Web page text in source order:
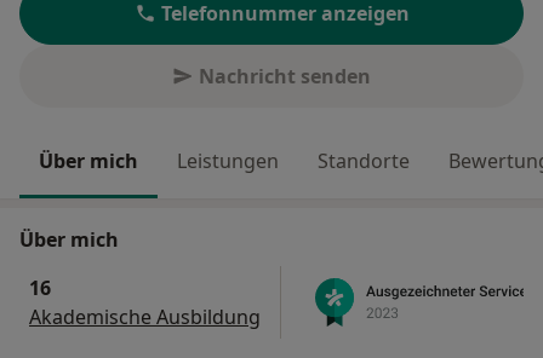
Telefonnummer anzeigen
Nachricht senden
Über mich Leistungen Standorte
Über mich
16
Akademische Ausbildung